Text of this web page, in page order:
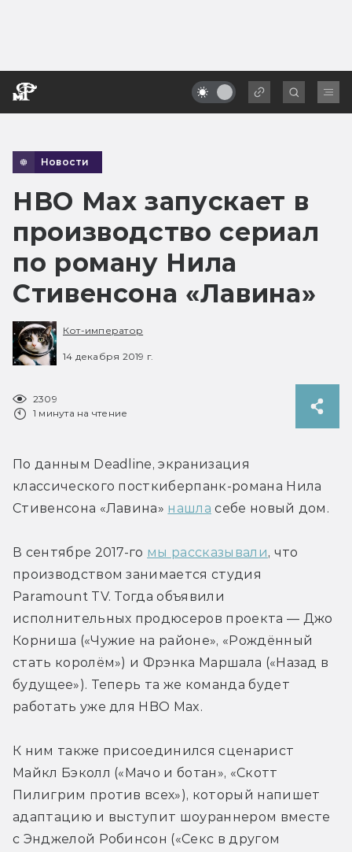
Новости
HBO Max запускает в
производство сериал
по роману Нила
Стивенсона «Лавина»
Кот-император
14 декабря 2019 г.
2309
1 минута на чтение
По данным Deadline, экранизация
классического посткиберпанк-романа Нила
Стивенсона «Лавина» нашла себе новый дом.
В сентябре 2017-го мы рассказывали, что
производством занимается студия
Paramount TV. Тогда объявили
исполнительных продюсеров проекта — Джо
Корниша («Чужие на районе», «Рождённый
стать королём») и Фрэнка Маршала («Назад в
будущее»). Теперь та же команда будет
работать уже для HBO Max.
К ним также присоединился сценарист
Майкл Бэколл («Мачо и ботан», «Скотт
Пилигрим против всех»), который напишет
адаптацию и выступит шоураннером вместе
с Энджелой Робинсон («Секс в другом